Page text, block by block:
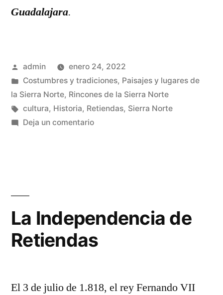
Guadalajara.
Publicado
por
admin
enero 24, 2022
Publicado
en
Costumbres y tradiciones, Paisajes y lugares de
la Sierra Norte, Rincones de la Sierra Norte
Etiquetas:
cultura, Historia, Retiendas, Sierra Norte
Deja un comentarioen
Independencia
Retiendas
La Independencia de
Retiendas
El 3 de julio de 1.818, el rey Fernando VII